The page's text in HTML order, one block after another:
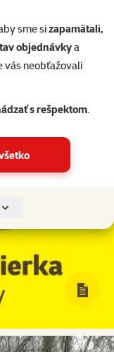
sme sizapamätali,
objednávkya
vás neobťažovali
s rešpektom.